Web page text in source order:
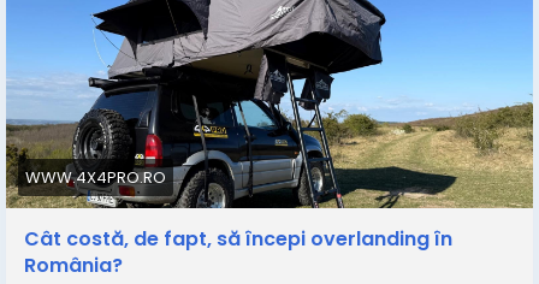
Realitatea este însă mult mai accesibilă.
Nu trebuie să începi cu un build extrem. Nu trebuie să
ai totul din prima. Și, în unele cazuri, nici măcar nu ai
nevoie de o mașină 4x4.
https://www.4x4pro.ro/blog/cat-costa-overlanding-
in-romania.html
WWW.4X4PRO.RO
Cât costă, de fapt, să începi overlanding în
România?